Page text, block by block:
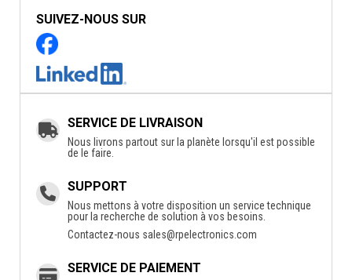
SUIVEZ-NOUS SUR
SERVICE DE LIVRAISON
Nous livrons partout sur la planète lorsqu'il est possible
de le faire.
SUPPORT
Nous mettons à votre disposition un service technique
pour la recherche de solution à vos besoins.
Contactez-nous sales@rpelectronics.com
SERVICE DE PAIEMENT